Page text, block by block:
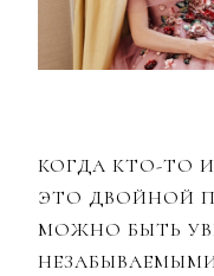
КОГДА КТО-ТО
ЭТО ДВОЙНОЙ
МОЖНО БЫТЬ